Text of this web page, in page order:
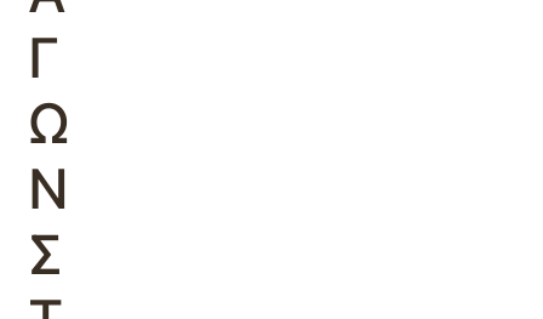
Γ
Ω
Ν
Σ